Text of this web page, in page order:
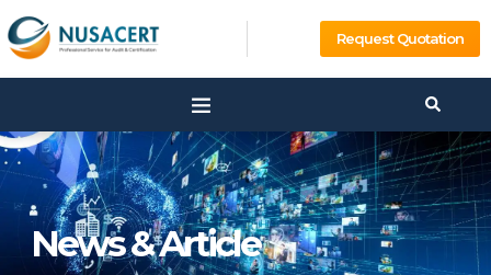
Request Quotation
News & Article